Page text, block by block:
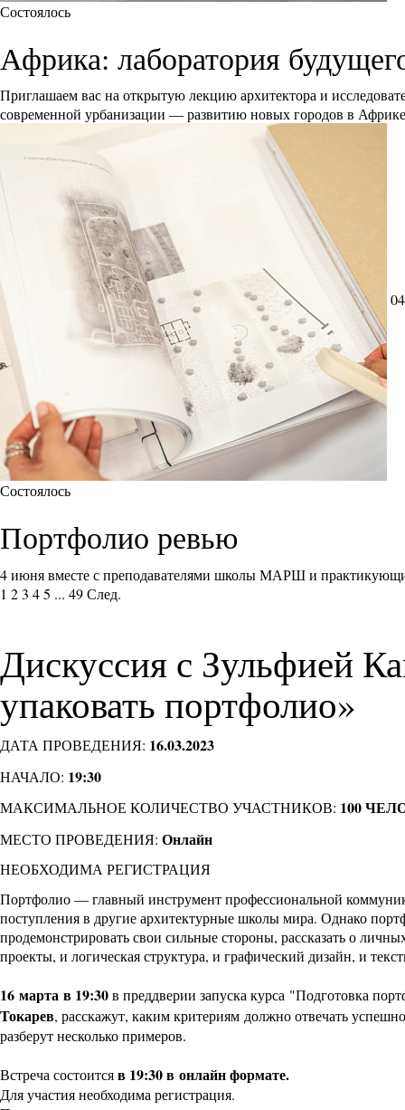
Состоялось
Африка: лаборатория
Приглашаем вас на открытую лекцию архитектора и
современной урбанизации — развитию новых городов в Африке
Состоялось
Портфолио ревью
4 июня вместе с преподавателями школы МАРШ и
1 23 45 ... 49След.
Дискуссия с Зульфией
упаковать портфолио»
ДАТА ПРОВЕДЕНИЯ: 16.03.2023
НАЧАЛО: 19:30
МАКСИМАЛЬНОЕ КОЛИЧЕСТВО УЧАСТНИКОВ: 100
МЕСТО ПРОВЕДЕНИЯ: Онлайн
НЕОБХОДИМА РЕГИСТРАЦИЯ
Портфолио — главный инструмент профессиональной
поступления в другие архитектурные школы мира. Однако
продемонстрировать свои сильные стороны, рассказать о
проекты, и логическая структура, и графический дизайн, и
16 марта в 19:30в преддверии запуска курса "Подготовка
Токарев, расскажут, каким критериям должно отвечать
разберут несколько примеров.
Встреча состоитсяв 19:30 в онлайн формате.
Для участия необходима регистрация.